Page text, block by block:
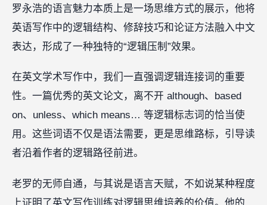
罗永浩的语言魅力本质上是一场思维方式的展示，他将
英语写作中的逻辑结构、修辞技巧和论证方法融入中文
表达，形成了一种独特的“逻辑压制”效果。
在英文学术写作中，我们一直强调逻辑连接词的重要
性。一篇优秀的英文论文，离不开 although、based
on、unless、which means… 等逻辑标志词的恰当使
用。这些词语不仅是语法需要，更是思维路标，引导读
者沿着作者的逻辑路径前进。
老罗的无师自通，与其说是语言天赋，不如说某种程度